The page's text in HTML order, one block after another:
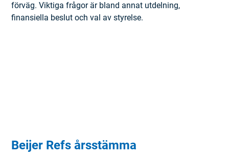
förväg. Viktiga frågor är bland annat utdelning,
finansiella beslut och val av styrelse.
Beijer Refs årsstämma